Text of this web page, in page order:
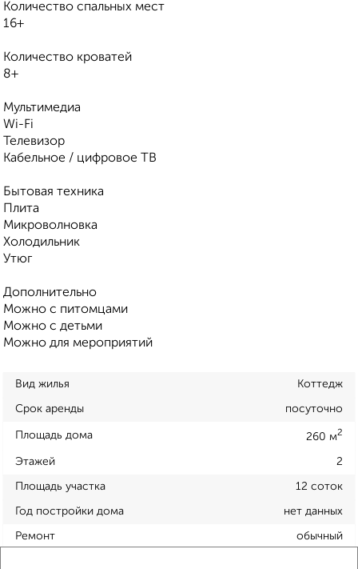
Количество спальных мест
16+
Количество кроватей
8+
Мультимедиа
Wi-Fi
Телевизор
Кабельное / цифровое ТВ
Бытовая техника
Плита
Микроволновка
Холодильник
Утюг
Дополнительно
Можно с питомцами
Можно с детьми
Можно для мероприятий
Вид жилья Коттедж
Срок аренды посуточно
Площадь дома 260 м2
Этажей 2
Площадь участка 12 соток
Год постройки дома нет данных
Ремонт обычный